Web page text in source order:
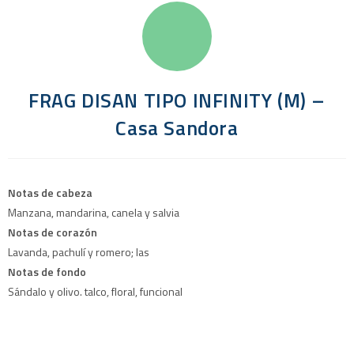
FRAG DISAN TIPO INFINITY (M) –
Casa Sandora
Notas de cabeza
Manzana, mandarina, canela y salvia
Notas de corazón
Lavanda, pachulí y romero; las
Notas de fondo
Sándalo y olivo. talco, floral, funcional